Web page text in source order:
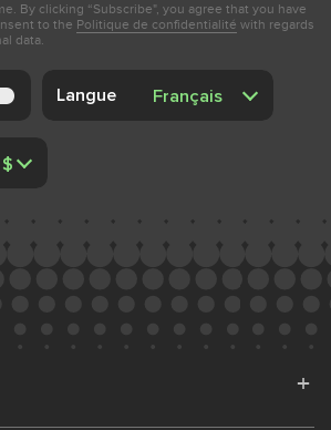
By clicking “Subscribe", you agree that you have
to the Politique de confidentialité with regards
data.
Langue